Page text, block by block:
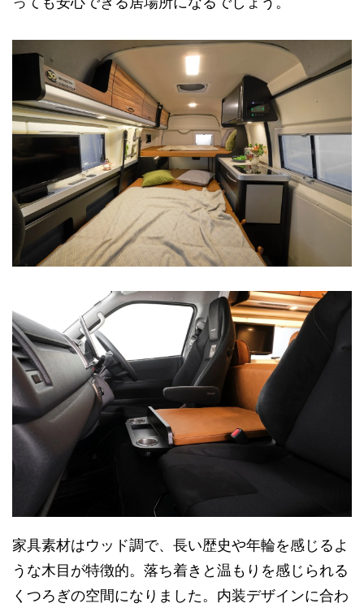
家具素材はウッド調で、長い歴史や年輪を感じるよ
うな木目が特徴的。落ち着きと温もりを感じられる
くつろぎの空間になりました。内装デザインに合わ